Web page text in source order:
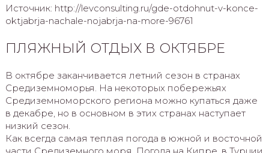
Источник: http://levconsulting.ru/gde-otdohnut-v-konce-
oktjabrja-nachale-nojabrja-na-more-96761
ПЛЯЖНЫЙ ОТДЫХ В ОКТЯБРЕ
В октябре заканчивается летний сезон в странах
Средиземноморья. На некоторых побережьях
Средиземноморского региона можно купаться даже
в декабре, но в основном в этих странах наступает
низкий сезон.
Как всегда самая теплая погода в южной и восточной
части Средиземного моря. Погода на Кипре, в Турции